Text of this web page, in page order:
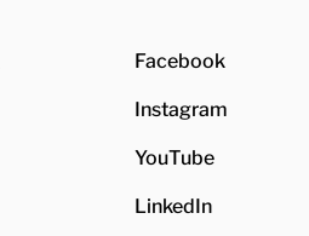
Facebook
Instagram
YouTube
LinkedIn